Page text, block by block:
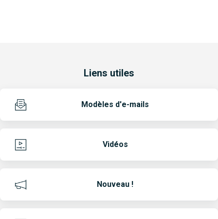
Liens utiles
Modèles d'e-mails
Vidéos
Nouveau !